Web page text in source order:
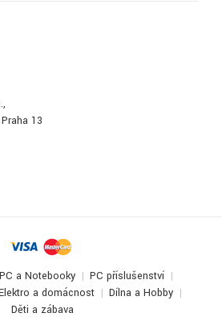
13
PC a Notebooky
PC příslušenství
a domácnost
Dílna a Hobby
Děti a zábava